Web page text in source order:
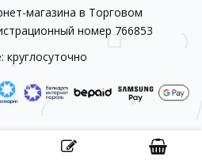
магазина в Торговом
номер 766853
круглосуточно
Создание интернет-